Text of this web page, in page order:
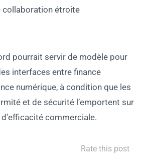
collaboration étroite
pourrait servir de modèle pour
interfaces entre finance
numérique, à condition que les
et de sécurité l’emportent sur
commerciale.
Rate this post